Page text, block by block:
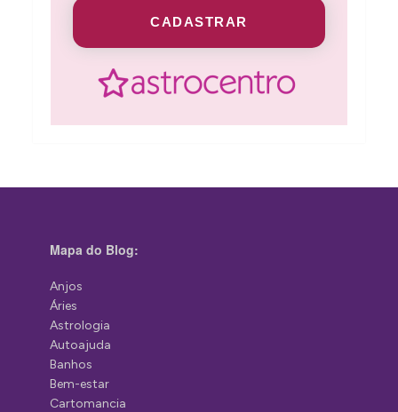
CADASTRAR
Mapa do Blog:
Anjos
Áries
Astrologia
Autoajuda
Banhos
Bem-estar
Cartomancia